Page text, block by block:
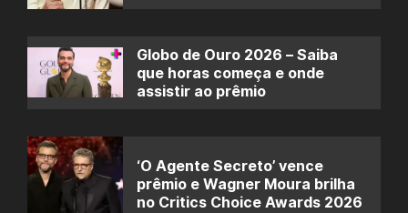
Globo de Ouro 2026 – Saiba
que horas começa e onde
assistir ao prêmio
‘O Agente Secreto’ vence
prêmio e Wagner Moura brilha
no Critics Choice Awards 2026